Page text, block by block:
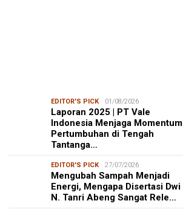
EDITOR'S PICK 01/08/2026
Laporan 2025 | PT Vale
Indonesia Menjaga Momentum
Pertumbuhan di Tengah
Tantanga…
EDITOR'S PICK 27/07/2026
Mengubah Sampah Menjadi
Energi, Mengapa Disertasi Dwi
N. Tanri Abeng Sangat Rele…